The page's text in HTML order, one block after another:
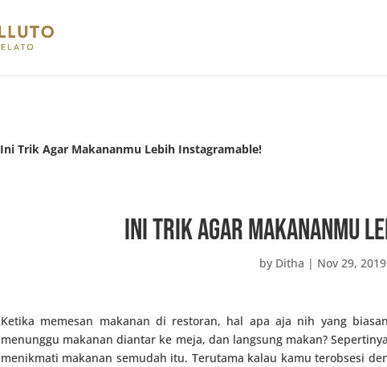
Ini Trik Agar Makananmu Lebih Instagramable!
Ini Trik Agar Makananmu
by Ditha | Nov 29, 2019
Ketika memesan makanan di restoran, hal apa aja nih yang
menunggu makanan diantar ke meja, dan langsung makan?
menikmati makanan semudah itu. Terutama kalau kamu terobsesi